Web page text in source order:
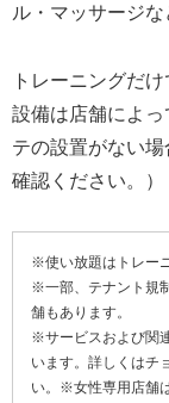
ル・マッサージ
トレーニングだ
設備は店舗によ
テの設置がない
確認ください。）
※使い放題はトレー
※一部、テナント規
舗もあります。
※サービスおよび関
います。詳しくはチ
い。※女性専用店舗